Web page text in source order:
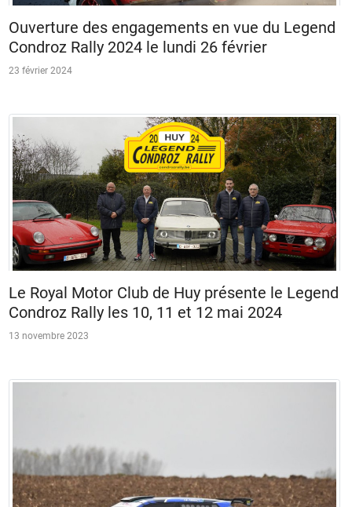
Ouverture des engagements en vue du Legend
Condroz Rally 2024 le lundi 26 février
23 février 2024
Le Royal Motor Club de Huy présente le Legend
Condroz Rally les 10, 11 et 12 mai 2024
13 novembre 2023